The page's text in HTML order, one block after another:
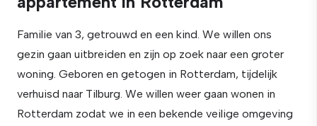
Familie van 3, getrouwd en een kind. We willen ons
gezin gaan uitbreiden en zijn op zoek naar een groter
woning. Geboren en getogen in Rotterdam, tijdelijk
verhuisd naar Tilburg. We willen weer gaan wonen in
Rotterdam zodat we in een bekende veilige omgeving